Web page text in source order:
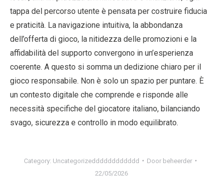
tappa del percorso utente è pensata per costruire fiducia
e praticità. La navigazione intuitiva, la abbondanza
dell’offerta di gioco, la nitidezza delle promozioni e la
affidabilità del supporto convergono in un’esperienza
coerente. A questo si somma un dedizione chiaro per il
gioco responsabile. Non è solo un spazio per puntare. È
un contesto digitale che comprende e risponde alle
necessità specifiche del giocatore italiano, bilanciando
svago, sicurezza e controllo in modo equilibrato.
Category: Uncategorizedddddddddddd Door beheerder
22/05/2026